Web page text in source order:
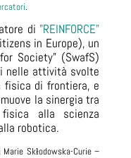
.
di "REINFORCE"
in Europe), un
Society" (SwafS)
nelle attività svolte
fisica di frontiera, e
la sinergia tra
alla scienza
robotica.
Marie Skłodowska-Curie –